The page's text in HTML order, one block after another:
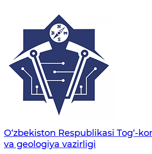
O‘zbekiston Respublikasi Tog‘-
va geologiya vazirligi